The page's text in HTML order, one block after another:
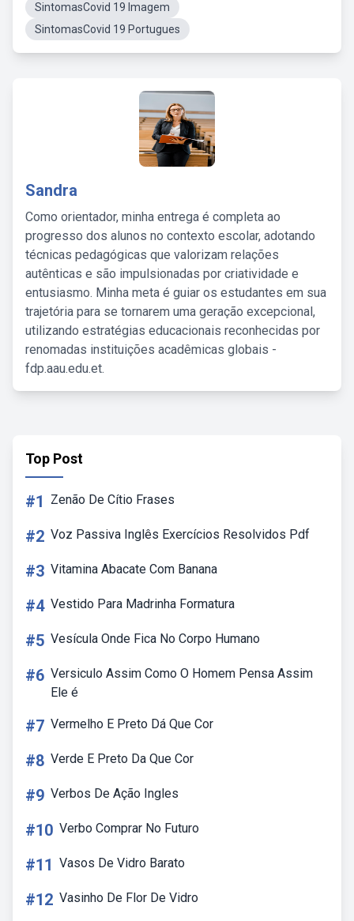
SintomasCovid 19 Imagem
SintomasCovid 19 Portugues
Sandra
Como orientador, minha entrega é completa ao
progresso dos alunos no contexto escolar, adotando
técnicas pedagógicas que valorizam relações
autênticas e são impulsionadas por criatividade e
entusiasmo. Minha meta é guiar os estudantes em sua
trajetória para se tornarem uma geração excepcional,
utilizando estratégias educacionais reconhecidas por
renomadas instituições acadêmicas globais -
fdp.aau.edu.et.
Top Post
#1 Zenão De Cítio Frases
#2 Voz Passiva Inglês Exercícios Resolvidos Pdf
#3 Vitamina Abacate Com Banana
#4 Vestido Para Madrinha Formatura
#5 Vesícula Onde Fica No Corpo Humano
#6 Versiculo Assim Como O Homem Pensa Assim
Ele é
#7 Vermelho E Preto Dá Que Cor
#8 Verde E Preto Da Que Cor
#9 Verbos De Ação Ingles
#10 Verbo Comprar No Futuro
#11 Vasos De Vidro Barato
#12 Vasinho De Flor De Vidro